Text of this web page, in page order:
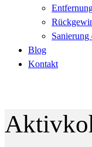
Sanierung
Blog
Kontakt